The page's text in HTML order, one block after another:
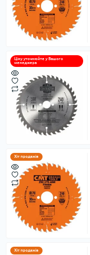
Ціну уточнюйте у Вашого
менеджера
Хіт продажів
Хіт продажів